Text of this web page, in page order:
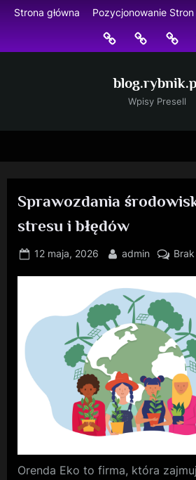
Skip
content
Strona główna Pozycjonowanie Stron
Strona
głównaStron
SKLEP
SEO
Wpisy Presell
Sprawozdania
stresu i błędów
Posted
12 maja, 2026 By
admin
Orenda Eko to firma, która